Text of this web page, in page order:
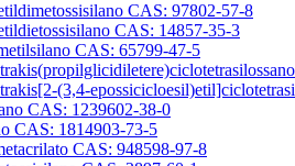
CAS: 97802-57-8
CAS: 14857-35-3
CAS: 65799-47-5
(3,4-
CAS: 1239602-38-0
CAS: 1814903-73-5
CAS: 948598-97-8